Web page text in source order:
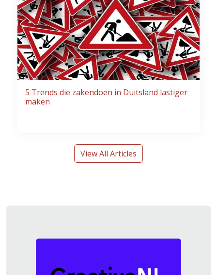
5 Trends die zakendoen in Duitsland lastiger
maken
View All Articles